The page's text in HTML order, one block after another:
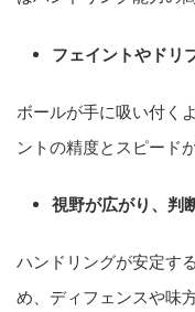
フェイントやドリ
ボールが手に吸い付く
ントの精度とスピード
視野が広がり、判
ハンドリングが安定す
め、ディフェンスや味